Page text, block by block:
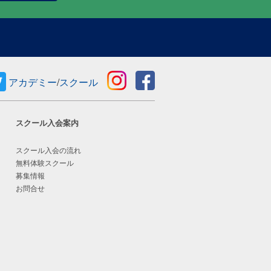
アカデミー/スクール
スクール入会案内
スクール入会の流れ
無料体験スクール
募集情報
お問合せ